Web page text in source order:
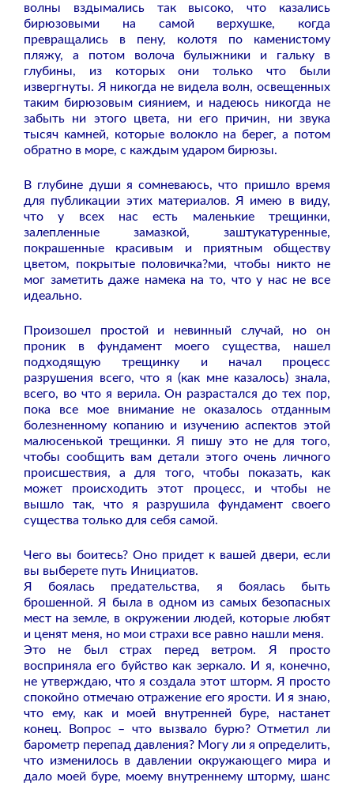
волны вздымались так высоко, что казались
бирюзовыми на самой верхушке, когда
превращались в пену, колотя по каменистому
пляжу, а потом волоча булыжники и гальку в
глубины, из которых они только что были
извергнуты. Я никогда не видела волн, освещенных
таким бирюзовым сиянием, и надеюсь никогда не
забыть ни этого цвета, ни его причин, ни звука
тысяч камней, которые волокло на берег, а потом
обратно в море, с каждым ударом бирюзы.
В глубине души я сомневаюсь, что пришло время
для публикации этих материалов. Я имею в виду,
что у всех нас есть маленькие трещинки,
залепленные замазкой, заштукатуренные,
покрашенные красивым и приятным обществу
цветом, покрытые половичка?ми, чтобы никто не
мог заметить даже намека на то, что у нас не все
идеально.
Произошел простой и невинный случай, но он
проник в фундамент моего существа, нашел
подходящую трещинку и начал процесс
разрушения всего, что я (как мне казалось) знала,
всего, во что я верила. Он разрастался до тех пор,
пока все мое внимание не оказалось отданным
болезненному копанию и изучению аспектов этой
малюсенькой трещинки. Я пишу это не для того,
чтобы сообщить вам детали этого очень личного
происшествия, а для того, чтобы показать, как
может происходить этот процесс, и чтобы не
вышло так, что я разрушила фундамент своего
существа только для себя самой.
Чего вы боитесь? Оно придет к вашей двери, если
вы выберете путь Инициатов.
Я боялась предательства, я боялась быть
брошенной. Я была в одном из самых безопасных
мест на земле, в окружении людей, которые любят
и ценят меня, но мои страхи все равно нашли меня.
Это не был страх перед ветром. Я просто
восприняла его буйство как зеркало. И я, конечно,
не утверждаю, что я создала этот шторм. Я просто
спокойно отмечаю отражение его ярости. И я знаю,
что ему, как и моей внутренней буре, настанет
конец. Вопрос – что вызвало бурю? Отметил ли
барометр перепад давления? Могу ли я определить,
что изменилось в давлении окружающего мира и
дало моей буре, моему внутреннему шторму, шанс